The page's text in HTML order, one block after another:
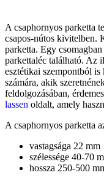
A csaphornyos parketta
csapos-nútos kivitelben.
parketta. Egy
parkettaléc található. Az
esztétikai szempontból
számára, akik
feldolgozásában,
lassen oldalt, amely
A csaphornyos parketta
vastagsága 22 mm
szélessége 40-70
hossza 250-500